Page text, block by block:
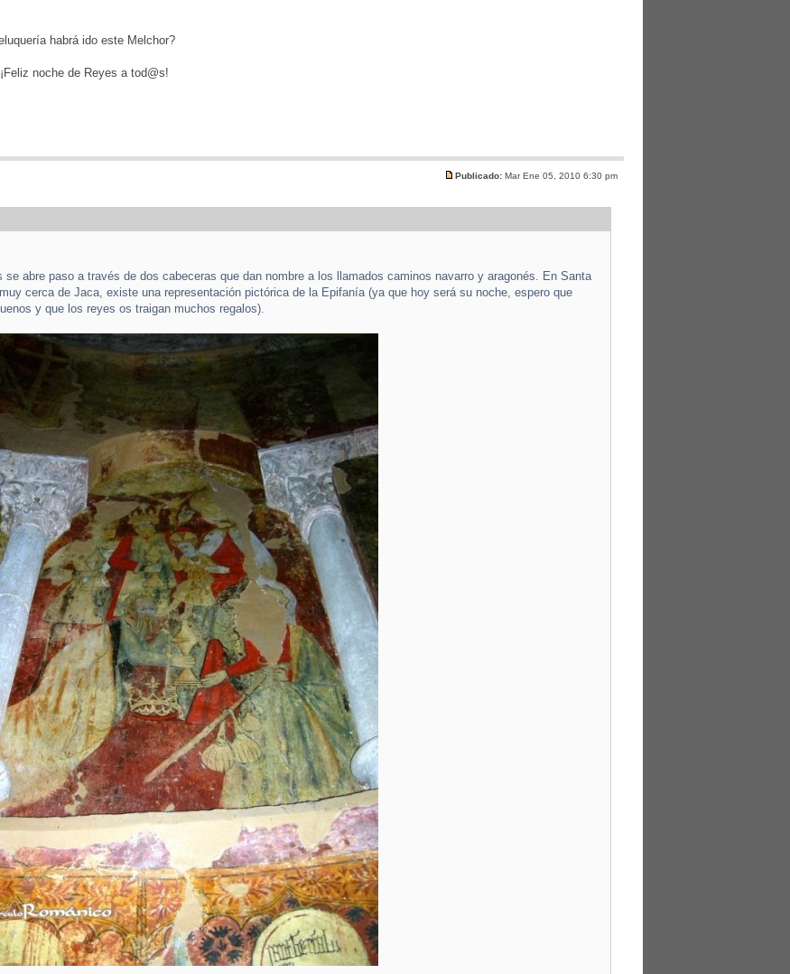
habrá ido este Melchor?
noche de Reyes a tod@s!
Publicado: Mar Ene 05, 2010 6:30 pm
se abre paso a través de dos cabeceras que dan nombre a los llamados caminos navarro y aragonés. En Santa
cerca de Jaca, existe una representación pictórica de la Epifanía (ya que hoy será su noche, espero que
y que los reyes os traigan muchos regalos).